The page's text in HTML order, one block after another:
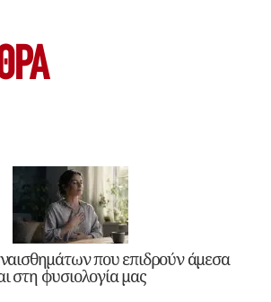
που επιδρούν άμεσα
στη φυσιολογία μας